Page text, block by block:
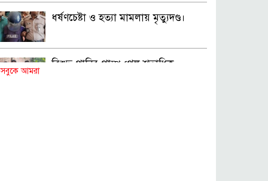
ধর্ষণচেষ্টা ও হত্যা মামলায় মৃত্যুদণ্ড।
বিশুদ্ধ পানির পাম্প পেল শতাধিক
আমরা